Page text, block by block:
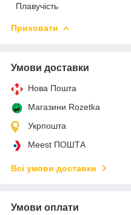
Плавучість
Приховати
Умови доставки
Нова Пошта
Магазини Rozetka
Укрпошта
Meest ПОШТА
Всі умови доставки
Умови оплати